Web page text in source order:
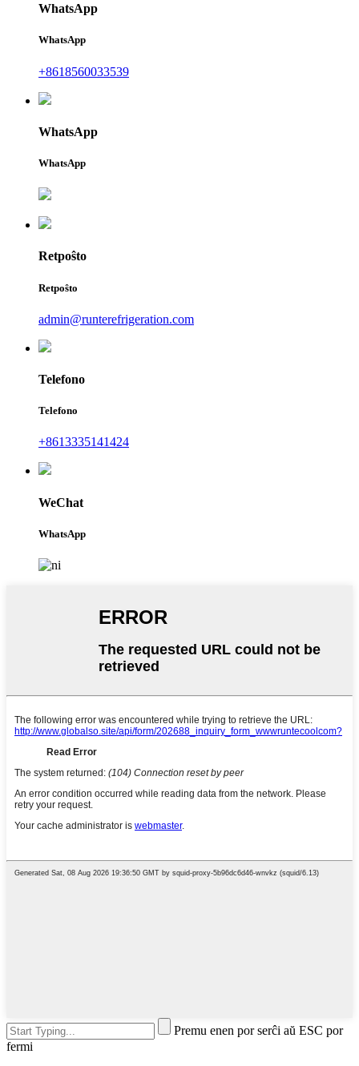
WhatsApp
WhatsApp
+8618560033539
WhatsApp
WhatsApp
Retpoŝto
Retpoŝto
admin@runterefrigeration.com
Telefono
Telefono
+8613335141424
WeChat
WhatsApp
Premu enen por serĉi aŭ ESC por
fermi